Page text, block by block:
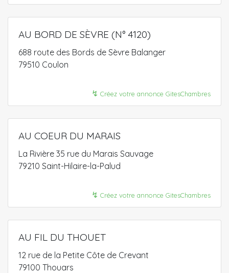
AU BORD DE SÈVRE (N° 4120)
688 route des Bords de Sèvre Balanger
79510 Coulon
↯ Créez votre annonce GitesChambres
AU COEUR DU MARAIS
La Rivière 35 rue du Marais Sauvage
79210 Saint-Hilaire-la-Palud
↯ Créez votre annonce GitesChambres
AU FIL DU THOUET
12 rue de la Petite Côte de Crevant
79100 Thouars